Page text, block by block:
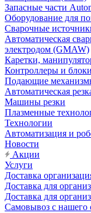
Запасные части
Оборудование для
Сварочные
Автоматическая
электродом (GMAW)
Каретки,
Контроллеры и
Подающие
Автоматическая
Машины резки
Плазменные
Технологии
Автоматизация и
Новости
Акции
Услуги
Доставка
Доставка для
Доставка для
Самовывоз с нашего